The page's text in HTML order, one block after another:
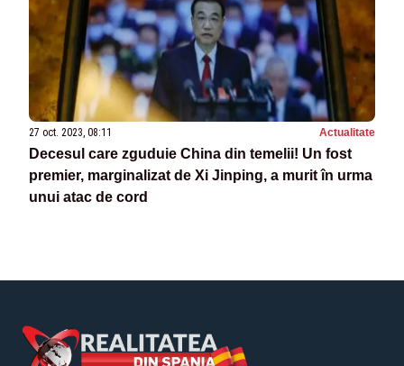
27 oct. 2023, 08:11 Actualitate
Decesul care zguduie China din temelii! Un fost
premier, marginalizat de Xi Jinping, a murit în urma
unui atac de cord